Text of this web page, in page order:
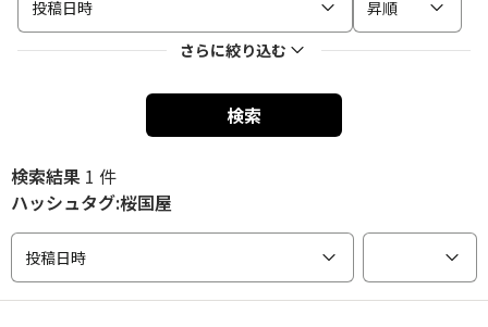
投稿日時
昇順
さらに絞り込む
検索
検索結果 1 件
ハッシュタグ:桜国屋
投稿日時